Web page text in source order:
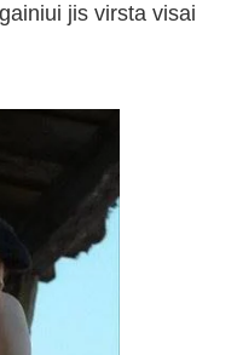
jis virsta visai